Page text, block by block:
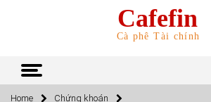
Cafefin
Cà phê Tài chính
Home Chứng khoán